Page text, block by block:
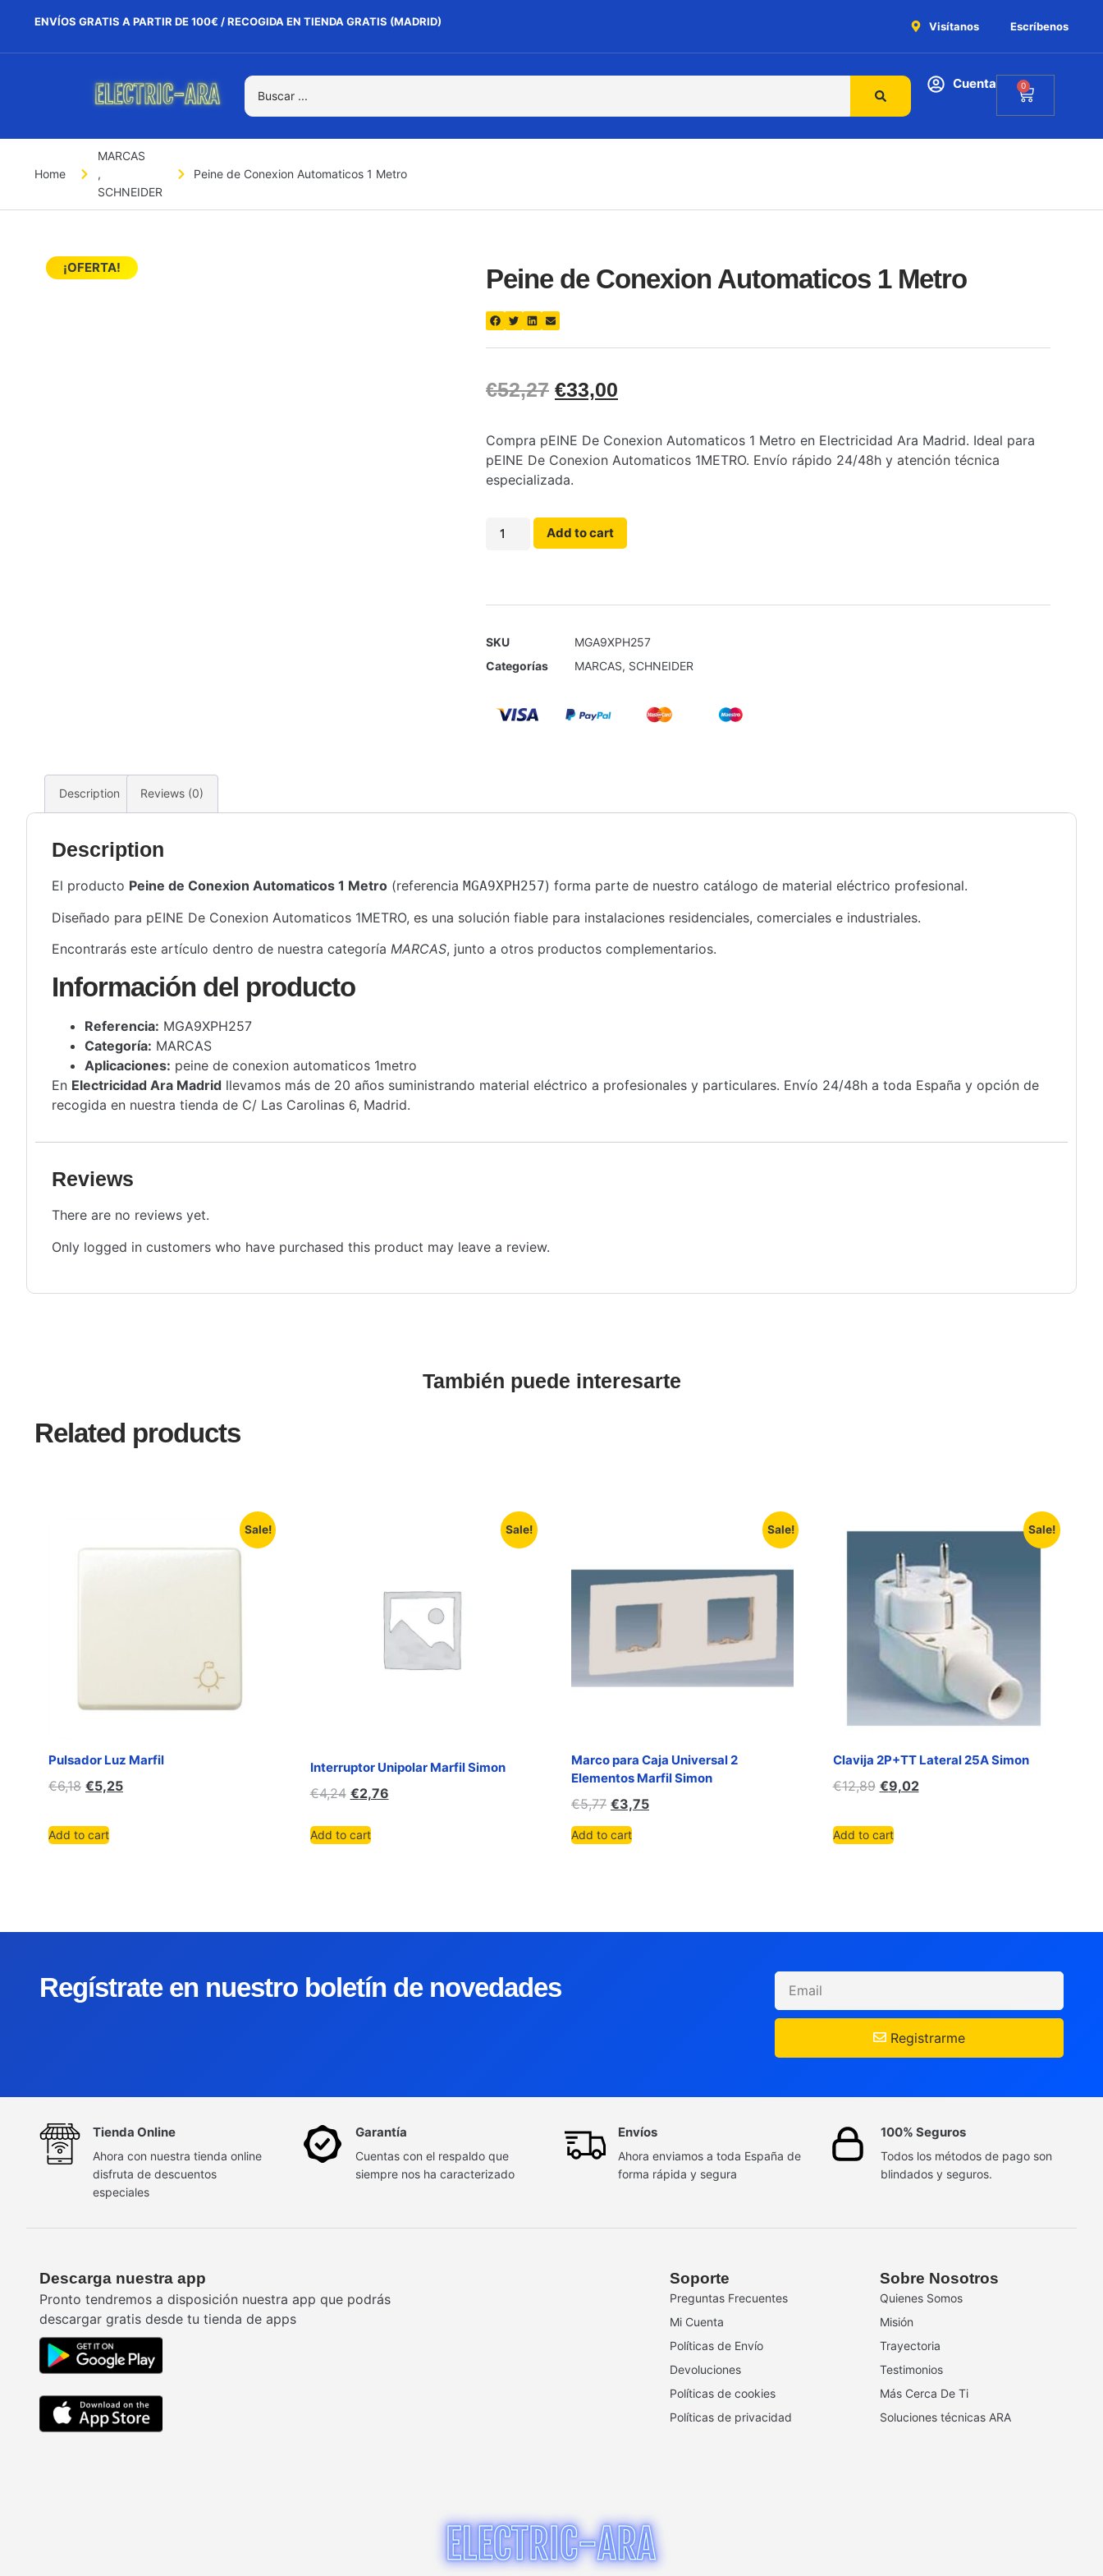
ENVÍOS GRATIS A PARTIR DE 100€ / RECOGIDA EN TIENDA GRATIS (MADRID) Visítanos Escríbenos
Cuenta 0
Home
MARCAS
,
SCHNEIDER
Peine de Conexion Automaticos 1 Metro
¡OFERTA! Peine de Conexion Automaticos 1 Metro
€52,27 €33,00
Compra pEINE De Conexion Automaticos 1 Metro en Electricidad Ara Madrid. Ideal para
pEINE De Conexion Automaticos 1METRO. Envío rápido 24/48h y atención técnica
especializada.
Add to cart
SKU
MGA9XPH257
Categorías
MARCAS, SCHNEIDER
Description Reviews (0)
Description
El producto Peine de Conexion Automaticos 1 Metro (referencia MGA9XPH257) forma parte de nuestro catálogo de material eléctrico profesional.
Diseñado para pEINE De Conexion Automaticos 1METRO, es una solución fiable para instalaciones residenciales, comerciales e industriales.
Encontrarás este artículo dentro de nuestra categoría MARCAS, junto a otros productos complementarios.
Información del producto
Referencia: MGA9XPH257
Categoría: MARCAS
Aplicaciones: peine de conexion automaticos 1metro
En Electricidad Ara Madrid llevamos más de 20 años suministrando material eléctrico a profesionales y particulares. Envío 24/48h a toda España y opción de
recogida en nuestra tienda de C/ Las Carolinas 6, Madrid.
Reviews
There are no reviews yet.
Only logged in customers who have purchased this product may leave a review.
También puede interesarte
Related products
Sale!
Pulsador Luz Marfil
€6,18 €5,25
Add to cart
Sale!
Interruptor Unipolar Marfil Simon
€4,24 €2,76
Add to cart
Sale!
Marco para Caja Universal 2
Elementos Marfil Simon
€5,77 €3,75
Add to cart
Sale!
Clavija 2P+TT Lateral 25A Simon
€12,89 €9,02
Add to cart
Regístrate en nuestro boletín de novedades
Registrarme
Tienda Online
Ahora con nuestra tienda online
disfruta de descuentos
especiales
Garantía
Cuentas con el respaldo que
siempre nos ha caracterizado
Envíos
Ahora enviamos a toda España de
forma rápida y segura
100% Seguros
Todos los métodos de pago son
blindados y seguros.
Descarga nuestra app
Pronto tendremos a disposición nuestra app que podrás
descargar gratis desde tu tienda de apps
Soporte
Preguntas Frecuentes
Mi Cuenta
Políticas de Envío
Devoluciones
Políticas de cookies
Políticas de privacidad
Sobre Nosotros
Quienes Somos
Misión
Trayectoria
Testimonios
Más Cerca De Ti
Soluciones técnicas ARA